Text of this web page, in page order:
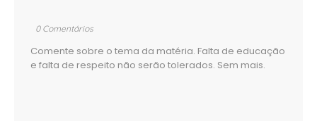
0 Comentários
Comente sobre o tema da matéria. Falta de educação
e falta de respeito não serão tolerados. Sem mais.